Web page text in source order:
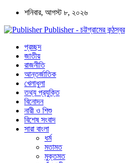
শনিবার, আগস্ট ৮, ২০২৬
Publisher - চট্টগ্রামের কন্ঠস্বর
প্রচ্ছদ
জাতীয়
রাজনীতি
আন্তর্জাতিক
খেলাধুলা
তথ্য প্রযুক্তি
বিনোদন
নারী ও শিশু
বিশেষ সংবাদ
সারা বাংলা
ধর্ম
মতামত
মুক্তমত